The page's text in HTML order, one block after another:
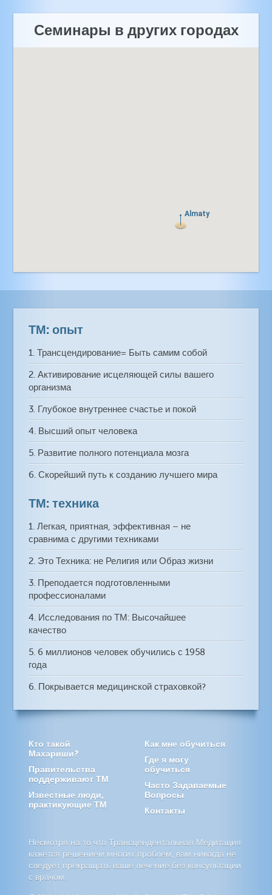
Семинары в других городах
Almaty
Almaty
ТМ: опыт
1. Трансцендирование= Быть самим собой
2. Активирование исцеляющей силы вашего
организма
3. Глубокое внутреннее счастье и покой
4. Высший опыт человека
5. Развитие полного потенциала мозга
6. Скорейший путь к созданию лучшего мира
ТМ: техника
1. Легкая, приятная, эффективная – не
сравнима с другими техниками
2. Это Техника: не Религия или Образ жизни
3. Преподается подготовленными
профессионалами
4. Исследования по ТМ: Высочайшее
качество
5. 6 миллионов человек обучились с 1958
года
6. Покрывается медицинской страховкой?
Кто такой
Махариши?
Правительства
поддерживают ТМ
Известные люди,
практикующие ТМ
Как мне обучиться
Где я могу
обучиться
Часто Задаваемые
Вопросы
Контакты
Несмотря на то что Трансцендентальная Медитация
кажется решением многих проблем, вам никогда не
следует прекращать ваше лечение без консультации
с врачом.